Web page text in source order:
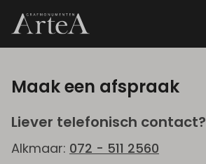
Maak een afspraak
Liever telefonisch contact?
Alkmaar: 072 - 511 2560